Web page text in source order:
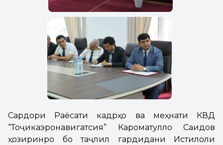
Сардори Раёсати кадрҳо ва меҳнати КВД
“Тоҷикаэронавигатсия” Кароматулло Саидов
ҳозиринро бо таҷлил гардидани Истиқлоли